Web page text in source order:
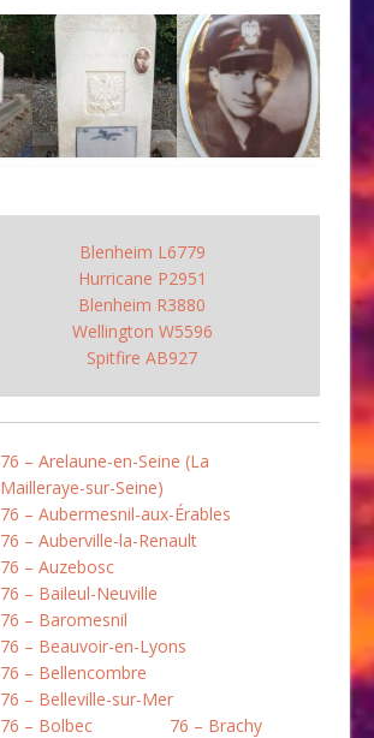
Blenheim L6779
Hurricane P2951
Blenheim R3880
Wellington W5596
Spitfire AB927
76 – Arelaune-en-Seine (La
Mailleraye-sur-Seine)
76 – Aubermesnil-aux-Érables
76 – Auberville-la-Renault
76 – Auzebosc
76 – Baileul-Neuville
76 – Baromesnil
76 – Beauvoir-en-Lyons
76 – Bellencombre
76 – Belleville-sur-Mer
76 – Bolbec
76 – Brachy